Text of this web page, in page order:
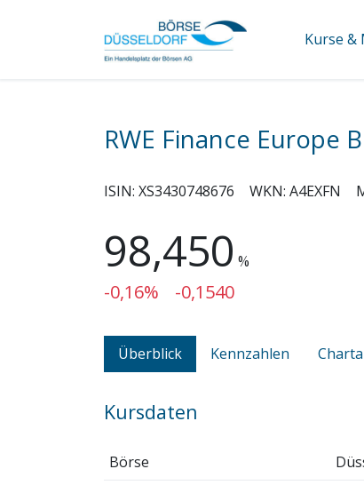
Kurse &
RWE Finance Europe
ISIN: XS3430748676 WKN: A4EXFN
98,450 %
-0,16% -0,1540
Überblick Kennzahlen
Kursdaten
Börse